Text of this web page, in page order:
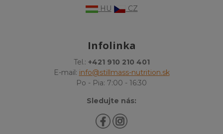
HU CZ
Infolinka
Tel.: +421 910 210 401
E-mail: info@stillmass-nutrition.sk
Po - Pia: 7:00 - 16:30
Sledujte nás: